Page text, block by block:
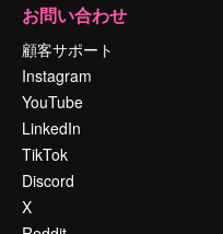
お問い合わせ
顧客サポート
Instagram
YouTube
LinkedIn
TikTok
Discord
X